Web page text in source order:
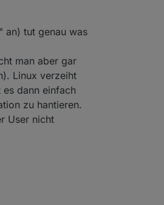
an) tut genau was
man aber gar
Linux verzeiht
es dann einfach
zu hantieren.
User nicht